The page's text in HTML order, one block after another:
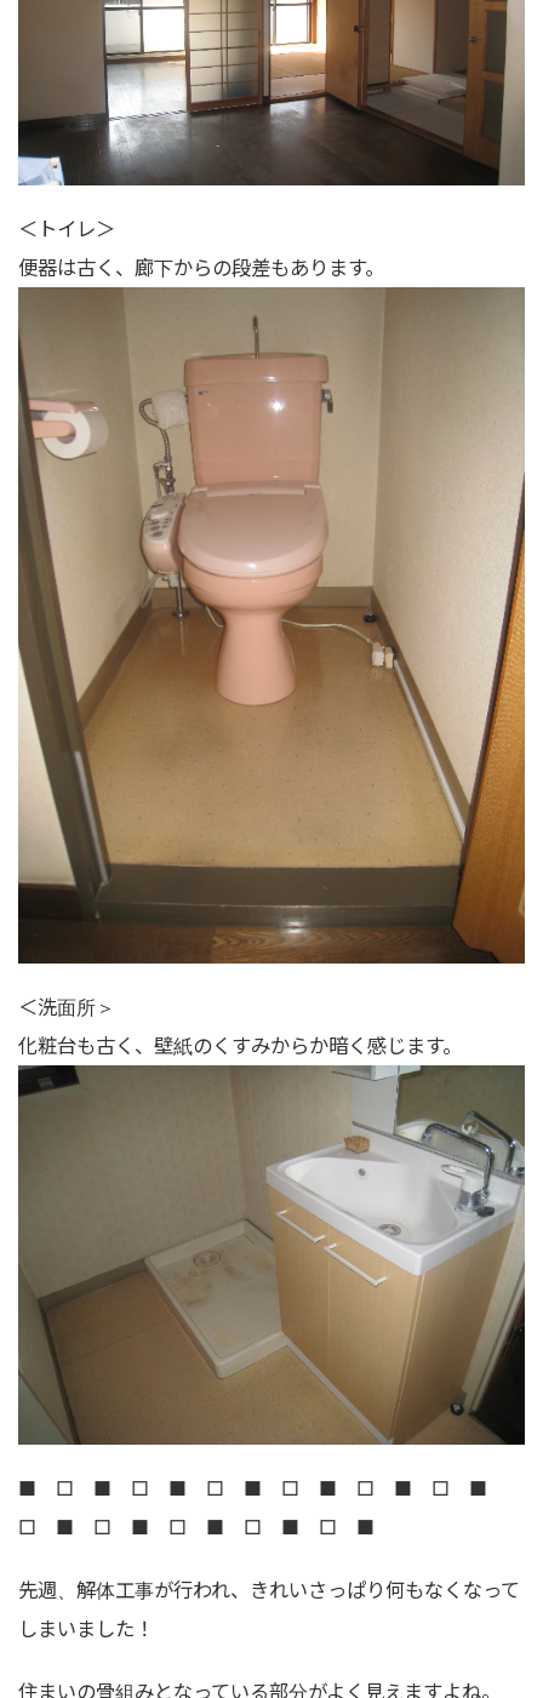
＜トイレ＞
便器は古く、廊下からの段差もあります。
＜洗面所＞
化粧台も古く、壁紙のくすみからか暗く感じます。
■ □ ■ □ ■ □ ■ □ ■ □ ■ □ ■
□ ■ □ ■ □ ■ □ ■ □ ■
先週、解体工事が行われ、きれいさっぱり何もなくなって
しまいました！
住まいの骨組みとなっている部分がよく見えますよね。